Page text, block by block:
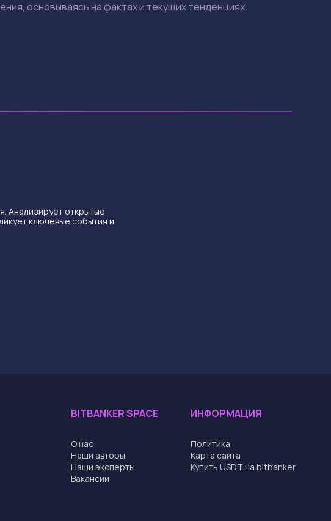
основываясь на фактах и текущих тенденциях.
Анализирует открытые
ключевые события и
BITBANKER SPACE
О нас
Наши авторы
Наши эксперты
Вакансии
ИНФОРМАЦИЯ
Политика
Карта сайта
Купить USDT на bitbanker